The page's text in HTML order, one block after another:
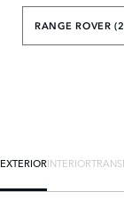
RANGE ROVER
EXTERIORINTERIOR